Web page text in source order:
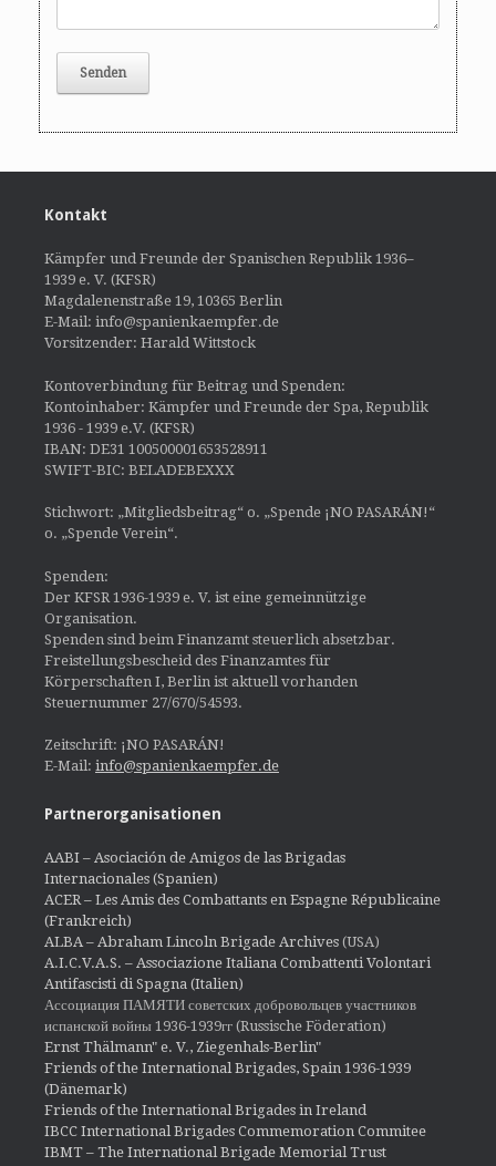
Kontakt
Kämpfer und Freunde der Spanischen Republik 1936–
1939 e. V. (KFSR)
Magdalenenstraße 19, 10365 Berlin
E-Mail: info@spanienkaempfer.de
Vorsitzender: Harald Wittstock
Kontoverbindung für Beitrag und Spenden:
Kontoinhaber: Kämpfer und Freunde der Spa, Republik
1936 - 1939 e.V. (KFSR)
IBAN: DE31 100500001653528911
SWIFT-BIC: BELADEBEXXX
Stichwort: „Mitgliedsbeitrag“ o. „Spende ¡NO PASARÁN!“
o. „Spende Verein“.
Spenden:
Der KFSR 1936-1939 e. V. ist eine gemeinnützige
Organisation.
Spenden sind beim Finanzamt steuerlich absetzbar.
Freistellungsbescheid des Finanzamtes für
Körperschaften I, Berlin ist aktuell vorhanden
Steuernummer 27/670/54593.
Zeitschrift: ¡NO PASARÁN!
E-Mail: info@spanienkaempfer.de
Partnerorganisationen
AABI – Asociación de Amigos de las Brigadas
Internacionales (Spanien)
ACER – Les Amis des Combattants en Espagne Républicaine
(Frankreich)
ALBA – Abraham Lincoln Brigade Archives (USA)
A.I.C.V.A.S. – Associazione Italiana Combattenti Volontari
Antifascisti di Spagna (Italien)
Ассоциация ПАМЯТИ советских добровольцев участников
испанской войны 1936-1939гг (Russische Föderation)
Ernst Thälmann" e. V., Ziegenhals-Berlin"
Friends of the International Brigades, Spain 1936-1939
(Dänemark)
Friends of the International Brigades in Ireland
IBCC International Brigades Commemoration Commitee
IBMT – The International Brigade Memorial Trust